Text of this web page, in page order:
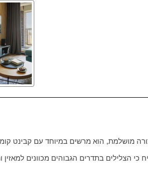
מושלמת, הוא מרשים במיוחד עם קבינט
כי הצלילים בתדרים הגבוהים מכוונים